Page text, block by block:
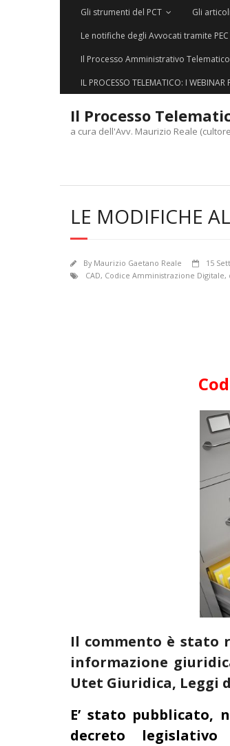
Gli strumenti del PCT Gli
Le notifiche degli Avvocati tramite PEC
Il Processo Amministrativo Telematico
IL PROCESSO TELEMATICO: I WEBINAR
Il Processo
a cura dell'Avv. Maurizio Reale
LE MODIFICHE
By Maurizio Gaetano Reale 15
CAD, Codice Amministrazione Digitale,
Il commento è stato
informazione
Utet Giuridica, Leggi
E’ stato pubblicato,
decreto